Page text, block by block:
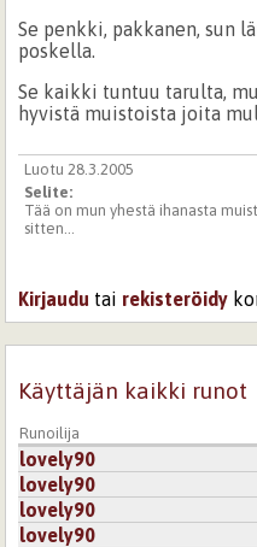
Se penkki, pakkanen, sun
poskella.
Se kaikki tuntuu tarulta,
hyvistä muistoista joita
Luotu 28.3.2005
Selite:
Tää on mun yhestä ihanasta
sitten...
Kirjaudu tai rekisteröidy
Käyttäjän kaikki runot
Runoilija
lovely90
lovely90
lovely90
lovely90